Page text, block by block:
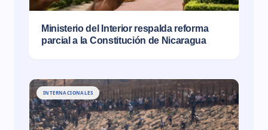
Ministerio del Interior respalda reforma
parcial a la Constitución de Nicaragua
INTERNACIONALES